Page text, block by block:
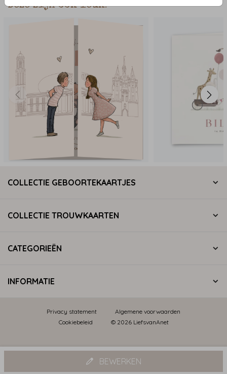
Deze zijn ook leuk!
BEWERKEN
COLLECTIE GEBOORTEKAARTJES
COLLECTIE TROUWKAARTEN
CATEGORIEËN
INFORMATIE
Privacy statement
Algemene voorwaarden
Cookiebeleid
© 2026 LiefsvanAnet